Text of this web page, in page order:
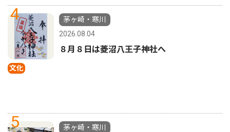
4
文化
茅ヶ崎・寒川
2026.08.04
８月８日は菱沼八王子神社へ
5
茅ヶ崎・寒川